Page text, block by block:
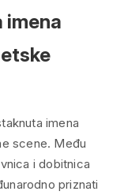
imena
imena
scene. Među
i dobitnica
priznati